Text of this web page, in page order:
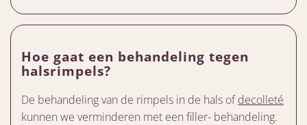
Hoe gaat een behandeling tegen
halsrimpels?
De behandeling van de rimpels in de hals ofdecolleté
kunnen we verminderen met een filler- behandeling.